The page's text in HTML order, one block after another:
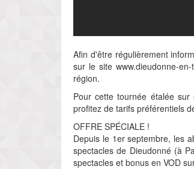
Afin d'être régulièrement
sur le site www.dieudonne-
région.
Pour cette tournée étalée
profitez de tarifs préférentiels
OFFRE SPÉCIALE !
Depuis le 1er septembre, les
spectacles de Dieudonné (à
spectacles et bonus en VOD